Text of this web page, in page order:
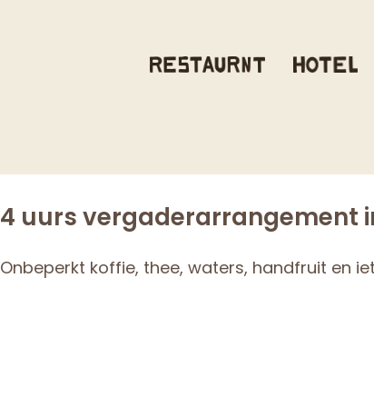
4 uurs vergaderarrangement
Onbeperkt koffie, thee, waters, handfruit en